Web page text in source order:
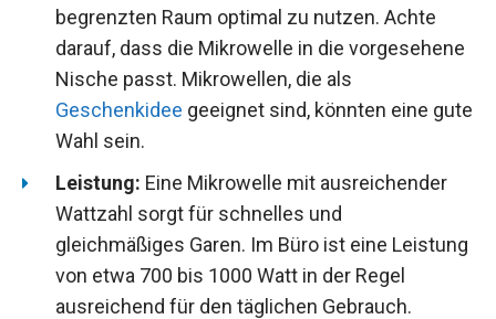
begrenzten Raum optimal zu nutzen. Achte
darauf, dass die Mikrowelle in die vorgesehene
Nische passt. Mikrowellen, die als
Geschenkidee geeignet sind, könnten eine gute
Wahl sein.
Leistung: Eine Mikrowelle mit ausreichender
Wattzahl sorgt für schnelles und
gleichmäßiges Garen. Im Büro ist eine Leistung
von etwa 700 bis 1000 Watt in der Regel
ausreichend für den täglichen Gebrauch.